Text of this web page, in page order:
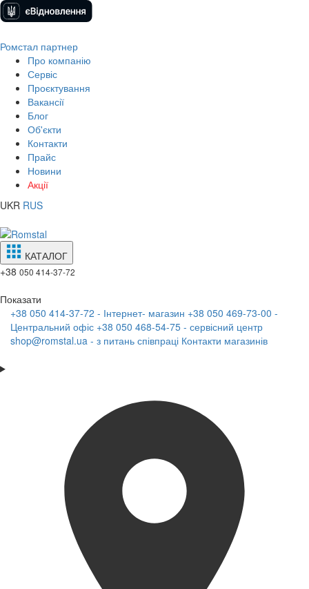
Ромстал партнер
Про компанію
Сервіс
Проєктування
Вакансії
Блог
Об'єкти
Контакти
Прайс
Новини
Акції
UKR RUS
КАТАЛОГ
+38 050 414-37-72
Показати
+38 050 414-37-72 - Інтернет- магазин +38 050 469-73-00 -
Центральний офіс +38 050 468-54-75 - сервісний центр
shop@romstal.ua - з питань співпраці Контакти магазинів